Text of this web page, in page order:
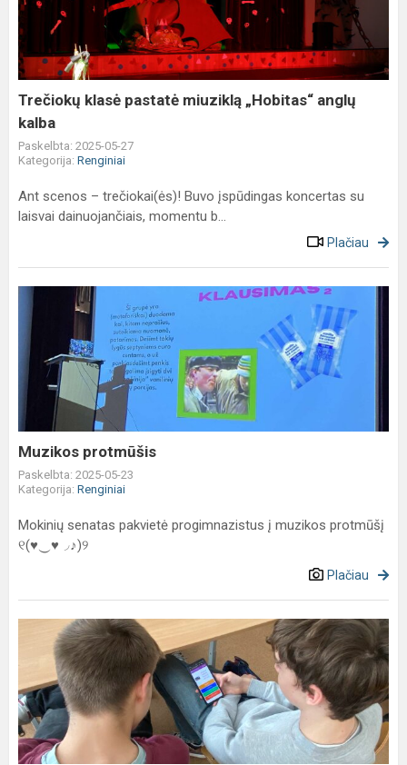
miuziklą
„Hobitas“
anglų
kalba
Trečiokų klasė pastatė miuziklą „Hobitas“ anglų
kalba
Paskelbta: 2025-05-27
Kategorija: Renginiai
Ant scenos – trečiokai(ės)! Buvo įspūdingas koncertas su
laisvai dainuojančiais, momentu b...
Plačiau
Muzikos
protmūšis
Muzikos protmūšis
Paskelbta: 2025-05-23
Kategorija: Renginiai
Mokinių senatas pakvietė progimnazistus į muzikos protmūšį
୧(♥‿♥◞♪)୨
Plačiau
Mokyklos
susitarimai